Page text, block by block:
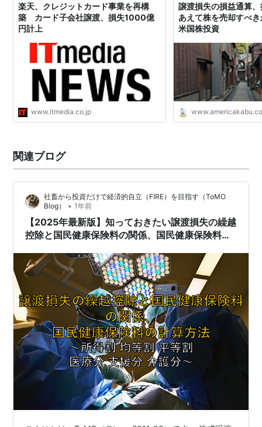
楽天、クレジットカード事業を再構
築 カード子会社譲渡、損失1000億
円計上
www.itmedia.co.jp
譲渡損失の損益通算
あえて株を売却すべ
米国株投資
関連ブログ
社畜から投資だけで経済的自立（FIRE）を目指す（ToMO
Blog）
• 1年前
【2025年最新版】知っておきたい譲渡損失の繰越
控除と国民健康保険料の関係、国民健康保険料の
護分～